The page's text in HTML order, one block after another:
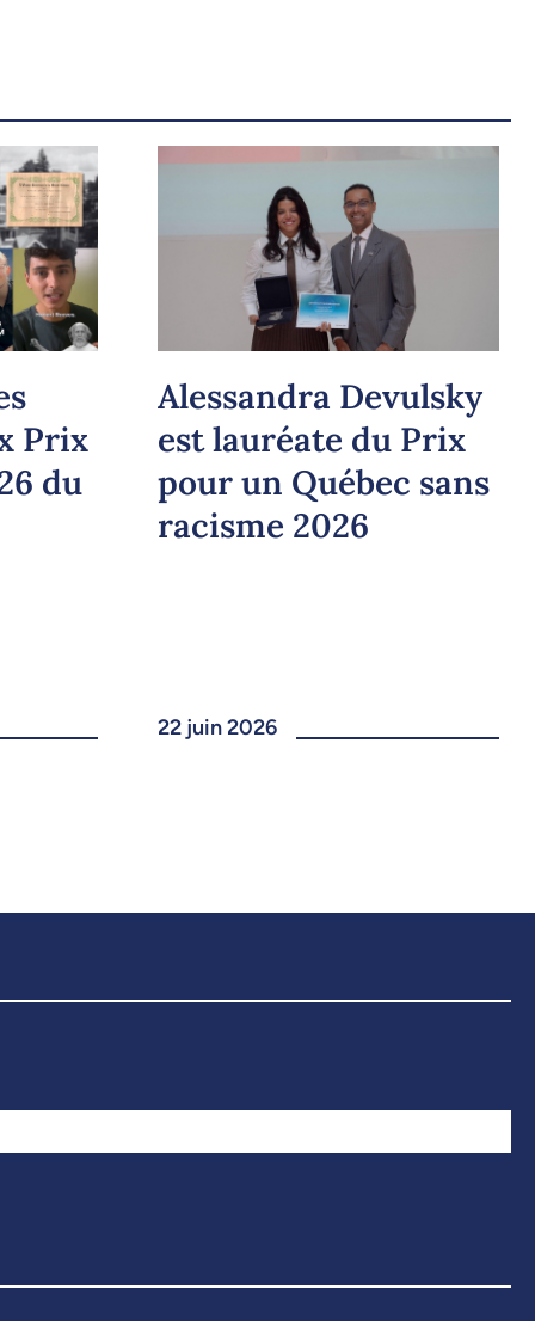
Prix
du
Alessandra Devulsky
est lauréate du Prix
pour un Québec sans
racisme 2026
22 juin 2026